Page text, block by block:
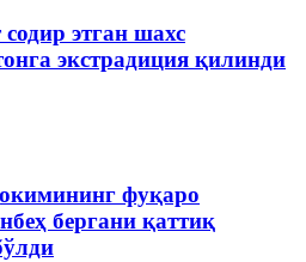
этган шахс
экстрадиция қилинди
фуқаро
бергани қаттиқ